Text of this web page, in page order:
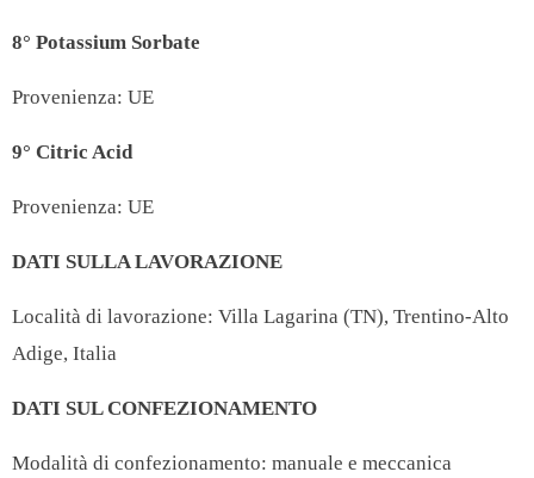
8° Potassium Sorbate
Provenienza: UE
9° Citric Acid
Provenienza: UE
DATI SULLA LAVORAZIONE
Località di lavorazione: Villa Lagarina (TN), Trentino-Alto
Adige, Italia
DATI SUL CONFEZIONAMENTO
Modalità di confezionamento: manuale e meccanica